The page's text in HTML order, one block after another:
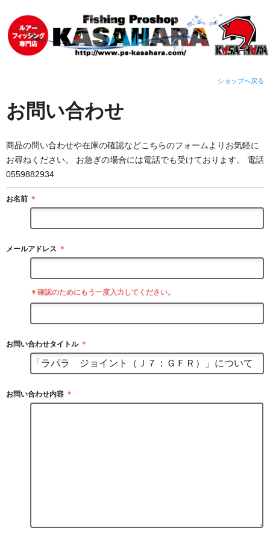
ショップへ戻る
お問い合わせ
商品の問い合わせや在庫の確認などこちらのフォームよりお気軽に
お尋ねください。 お急ぎの場合には電話でも受けております。 電話
0559882934
お名前 ＊
メールアドレス ＊
▼確認のためにもう一度入力してください。
お問い合わせタイトル ＊
お問い合わせ内容 ＊